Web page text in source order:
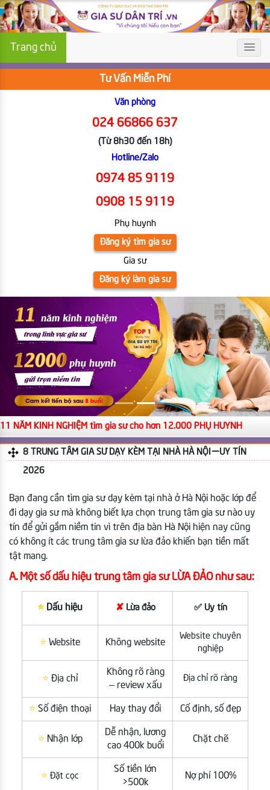
Trang chủ
Tư Vấn Miễn Phí
Văn phòng
024 66866 637
(Từ 8h30 đến 18h)
Hotline/Zalo
0974 85 9119
0908 15 9119
Phụ huynh
Đăng ký tìm gia sư
Gia sư
Đăng ký làm gia sư
11 NĂM KINH NGHIỆM tìm gia sư cho hơn 12.000 PHỤ HUYNH
8 TRUNG TÂM GIA SƯ DẠY KÈM TẠI NHÀ HÀ NỘI | UY TÍN
2026
Bạn đang cần tìm gia sư dạy kèm tại nhà ở Hà Nội hoặc lớp để
đi dạy gia sư mà không biết lựa chọn trung tâm gia sư nào uy
tín để gửi gắm niềm tin vì trên địa bàn Hà Nội hiện nay cũng
có không ít các trung tâm gia sư lừa đảo khiến bạn tiền mất
tật mang.
A. Một số dấu hiệu trung tâm gia sư LỪA ĐẢO như sau:
⭐ Dấu hiệu ✘ Lừa đảo ✅ Uy tín
⭐ Website Không website
Website chuyên
nghiệp
⭐ Địa chỉ
Không rõ ràng
– review xấu
Địa chỉ rõ ràng
⭐ Số điện thoại Hay thay đổi Cố định, số đẹp
⭐ Nhận lớp
Dễ nhận, lương
cao 400k buổi
Chặt chẽ
⭐ Đặt cọc
Số tiền lớn
>500k
Nợ phí 100%